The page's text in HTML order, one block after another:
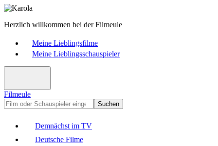
Herzlich willkommen bei der Filmeule
Meine Lieblingsfilme
Meine Lieblingsschauspieler
Filmeule
Suchen
Demnächst im TV
Deutsche Filme